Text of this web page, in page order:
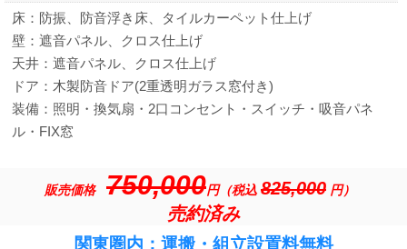
床：防振、防音浮き床、タイルカーペット仕上げ
壁：遮音パネル、クロス仕上げ
天井：遮音パネル、クロス仕上げ
ドア：木製防音ドア(2重透明ガラス窓付き)
装備：照明・換気扇・2口コンセント・スイッチ・吸音パネ
ル・FIX窓
販売価格 750,000円（税込 825,000 円）
売約済み
関東圏内：運搬・組立設置料無料